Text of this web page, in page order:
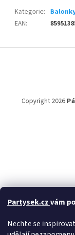
Partysek.czvám
Nechte se
Kategorie:
EAN:
Copyright 2026